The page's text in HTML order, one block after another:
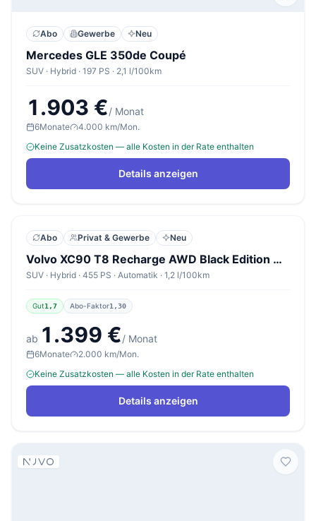
Abo Gewerbe Neu
Mercedes GLE 350de Coupé
SUV · Hybrid · 197 PS · 2,1 l/100km
1.903 €/ Monat
6Monate
4.000 km/Mon.
Keine Zusatzkosten — alle Kosten in der Rate enthalten
Details anzeigen
Abo Privat & Gewerbe Neu
Volvo XC90 T8 Recharge AWD Black Edition Ultra
SUV · Hybrid · 455 PS · Automatik · 1,2 l/100km
Gut1,7 Abo-Faktor1,30
ab 1.399 €/ Monat
6Monate
2.000 km/Mon.
Keine Zusatzkosten — alle Kosten in der Rate enthalten
Details anzeigen